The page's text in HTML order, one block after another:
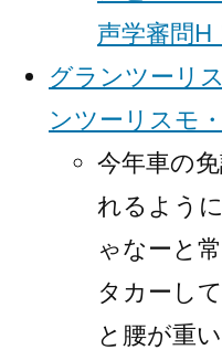
声学審問H
グランツーリ
ンツーリスモ
今年車の
れるよう
ゃなーと
タカーし
と腰が重